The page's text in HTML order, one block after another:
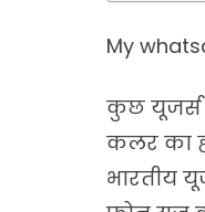
My
कुछ यूजर्स
कलर का
भारतीय